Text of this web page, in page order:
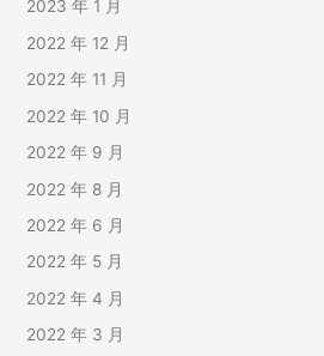
2023 年 1 月
2022 年 12 月
2022 年 11 月
2022 年 10 月
2022 年 9 月
2022 年 8 月
2022 年 6 月
2022 年 5 月
2022 年 4 月
2022 年 3 月